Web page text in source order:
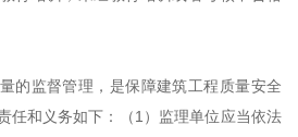
的监督管理，是保障建筑工程质量安全
任和义务如下：（1）监理单位应当依法